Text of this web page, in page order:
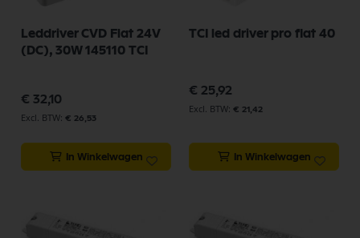
Leddriver CVD Flat 24V
(DC), 30W 145110 TCI
€ 32,10
€ 26,53
In Winkelwagen
TCI led driver pro flat 40
€ 25,92
€ 21,42
In Winkelwagen